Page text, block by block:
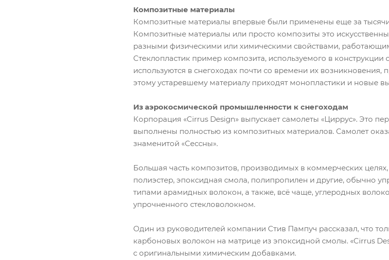
Композитные материалы
Композитные материалы впервые были применены еще за тысячи
Композитные материалы или просто композиты это
разными физическими или химическими свойствами,
Стеклопластик пример композита, используемого в конструкции
используются в снегоходах почти со времени их
этому устаревшему материалу приходят монопластики и новые
Из аэрокосмической промышленности к снегоходам
Корпорация «Cirrus Design» выпускает самолеты «Циррус». Это
выполнены полностью из композитных материалов. Самолет
знаменитой «Сессны».
Большая часть композитов, производимых в коммерческих
полиэстер, эпоксидная смола, полипропилен и другие, обычно
типами арамидных волокон, а также, всё чаще, углеродных
упрочненного стекловолокном.
Один из руководителей компании Стив Пампуч рассказал, что
карбоновых волокон на матрице из эпоксидной смолы. «Cirrus
с оригинальными химическим добавками.